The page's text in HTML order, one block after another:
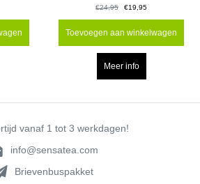
€24,95 €19,95
Toevoegen aan winkelwagen
Meer info
vanaf 1 tot 3 werkdagen!
info@sensatea.com
Brievenbuspakket